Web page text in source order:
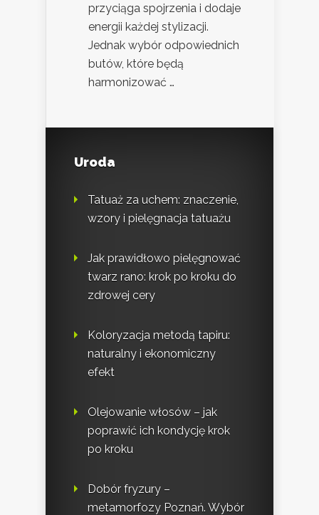
przyciąga spojrzenia i dodaje
energii każdej stylizacji.
Jednak wybór odpowiednich
butów, które będą
harmonizować …
Uroda
Tatuaż za uchem: znaczenie,
wzory i pielęgnacja tatuażu
Jak prawidłowo pielęgnować
twarz rano: krok po kroku do
zdrowej cery
Koloryzacja metodą tapiru:
naturalny i ekonomiczny
efekt
Olejowanie włosów – jak
poprawić ich kondycję krok
po kroku
Dobór fryzury –
metamorfozy Poznań. Wybór